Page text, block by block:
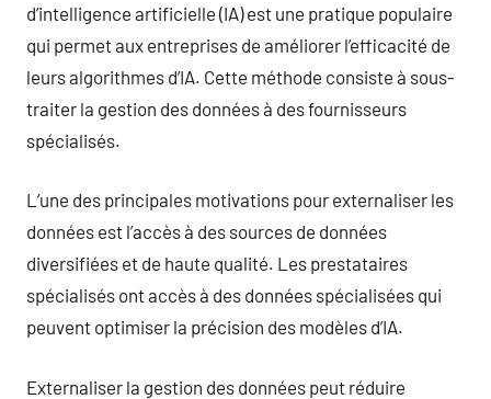
d’intelligence artificielle (IA) est une pratique populaire
qui permet aux entreprises de améliorer l’efficacité de
leurs algorithmes d’IA. Cette méthode consiste à sous-
traiter la gestion des données à des fournisseurs
spécialisés.
L’une des principales motivations pour externaliser les
données est l’accès à des sources de données
diversifiées et de haute qualité. Les prestataires
spécialisés ont accès à des données spécialisées qui
peuvent optimiser la précision des modèles d’IA.
Externaliser la gestion des données peut réduire